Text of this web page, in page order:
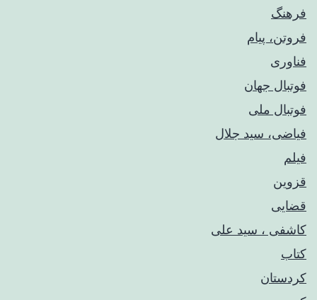
فرهنگ
فروتن، پیام
فناوری
فوتبال جهان
فوتبال ملی
فیاضی، سید جلال
فیلم
قزوین
قضایی
کاشفی ، سید علی
کتاب
کردستان